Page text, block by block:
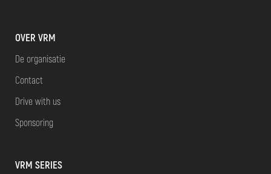
OVER VRM
De organisatie
Contact
Drive with us
Sponsoring
VRM SERIES